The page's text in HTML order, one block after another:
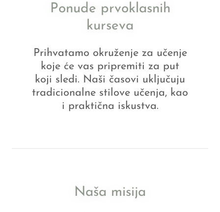
Ponude prvoklasnih
kurseva
Prihvatamo okruženje za učenje
koje će vas pripremiti za put
koji sledi. Naši časovi uključuju
tradicionalne stilove učenja, kao
i praktična iskustva.
Naša misija